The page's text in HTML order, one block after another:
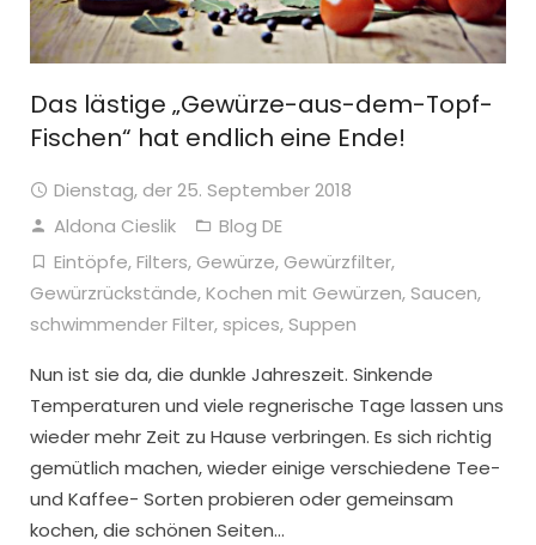
Das lästige „Gewürze-aus-dem-Topf-
Fischen“ hat endlich eine Ende!
Dienstag, der 25. September 2018
Aldona Cieslik
Blog DE
Eintöpfe,Filters, Gewürze, Gewürzfilter,
Gewürzrückstände,Kochen mit Gewürzen, Saucen,
schwimmender Filter, spices, Suppen
Nun ist sie da, die dunkle Jahreszeit. Sinkende
Temperaturen und viele regnerische Tage lassen uns
wieder mehr Zeit zu Hause verbringen. Es sich richtig
gemütlich machen, wieder einige verschiedene Tee-
und Kaffee- Sorten probieren oder gemeinsam
kochen, die schönen Seiten…